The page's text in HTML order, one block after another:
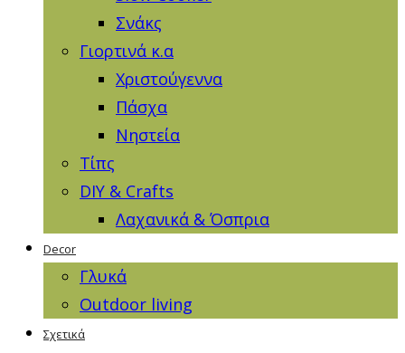
Σνάκς
Γιορτινά κ.α
Χριστούγεννα
Πάσχα
Νηστεία
Τίπς
DIY & Crafts
Λαχανικά & Όσπρια
Decor
Γλυκά
Outdoor living
Σχετικά